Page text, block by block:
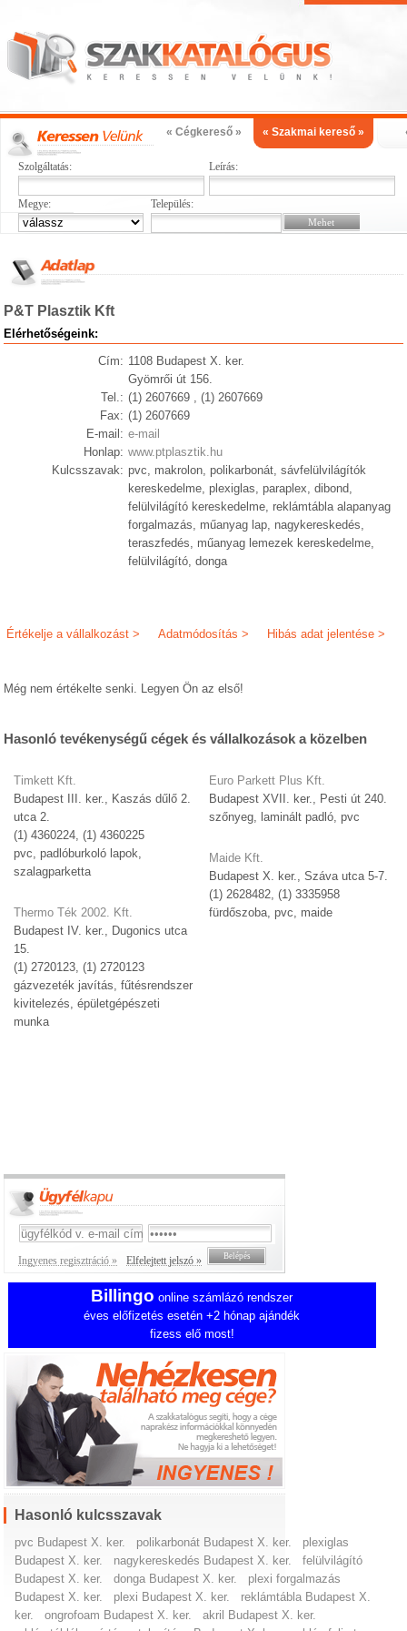
« Cégkereső » « Szakmai kereső »
Szolgáltatás: Leírás:
Megye: Település:
P&T Plasztik Kft
Elérhetőségeink:
Cím: 1108 Budapest X. ker.
Gyömrői út 156.
Tel.: (1) 2607669 , (1) 2607669
Fax: (1) 2607669
E-mail: e-mail
Honlap: www.ptplasztik.hu
Kulcsszavak: pvc, makrolon, polikarbonát, sávfelülvilágítók
kereskedelme, plexiglas, paraplex, dibond,
felülvilágító kereskedelme, reklámtábla alapanyag
forgalmazás, műanyag lap, nagykereskedés,
teraszfedés, műanyag lemezek kereskedelme,
felülvilágító, donga
Hibás adat jelentése >
Adatmódosítás >
Értékelje a vállalkozást >
Még nem értékelte senki. Legyen Ön az első!
Hasonló tevékenységű cégek és vállalkozások a közelben
Timkett Kft.
Budapest III. ker., Kaszás dűlő 2.
utca 2.
(1) 4360224, (1) 4360225
pvc, padlóburkoló lapok,
szalagparketta
Thermo Ték 2002. Kft.
Budapest IV. ker., Dugonics utca
15.
(1) 2720123, (1) 2720123
gázvezeték javítás, fűtésrendszer
kivitelezés, épületgépészeti
munka
Euro Parkett Plus Kft.
Budapest XVII. ker., Pesti út 240.
szőnyeg, laminált padló, pvc
Maide Kft.
Budapest X. ker., Száva utca 5-7.
(1) 2628482, (1) 3335958
fürdőszoba, pvc, maide
Ingyenes regisztráció » Elfelejtett jelszó »
Billingo online számlázó rendszer
éves előfizetés esetén +2 hónap ajándék
fizess elő most!
Hasonló kulcsszavak
pvc Budapest X. ker. polikarbonát Budapest X. ker.
plexiglas
Budapest X. ker.
nagykereskedés Budapest X. ker.
felülvilágító
Budapest X. ker.
donga Budapest X. ker.
plexi forgalmazás
Budapest X. ker.
plexi Budapest X. ker.
reklámtábla Budapest X.
ker.
ongrofoam Budapest X. ker.
akril Budapest X. ker.